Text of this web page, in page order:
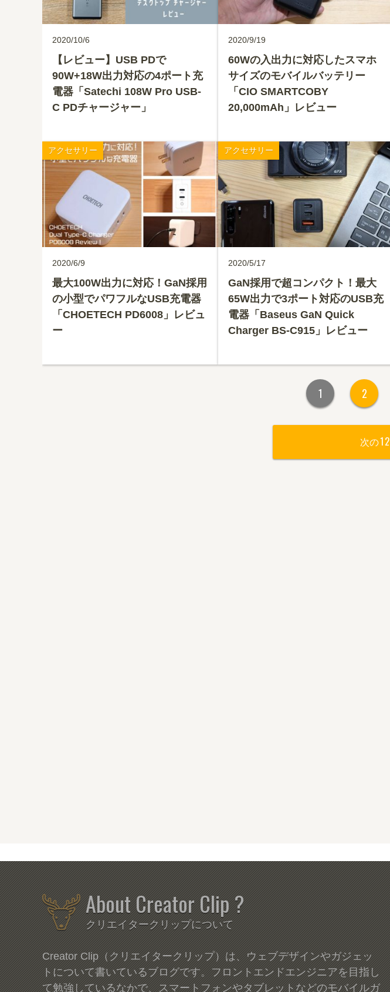
2020/10/6
【レビュー】USB PDで
90W+18W出力対応の4ポート充
電器「Satechi 108W Pro USB-
C PDチャージャー」
2020/9/19
60Wの入出力に対応したスマホ
サイズのモバイルバッテリー
「CIO SMARTCOBY
20,000mAh」レビュー
アクセサリー
2020/6/9
最大100W出力に対応！GaN採用
の小型でパワフルなUSB充電器
「CHOETECH PD6008」レビュ
ー
アクセサリー
2020/5/17
GaN採用で超コンパクト！最大
65W出力で3ポート対応のUSB充
電器「Baseus GaN Quick
Charger BS-C915」レビュー
1 2
次の12
About Creator Clip ?
クリエイタークリップについて
Creator Clip（クリエイタークリップ）は、ウェブデザインやガジェッ
トについて書いているブログです。フロントエンドエンジニアを目指し
て勉強しているなかで、スマートフォンやタブレットなどのモバイルガ